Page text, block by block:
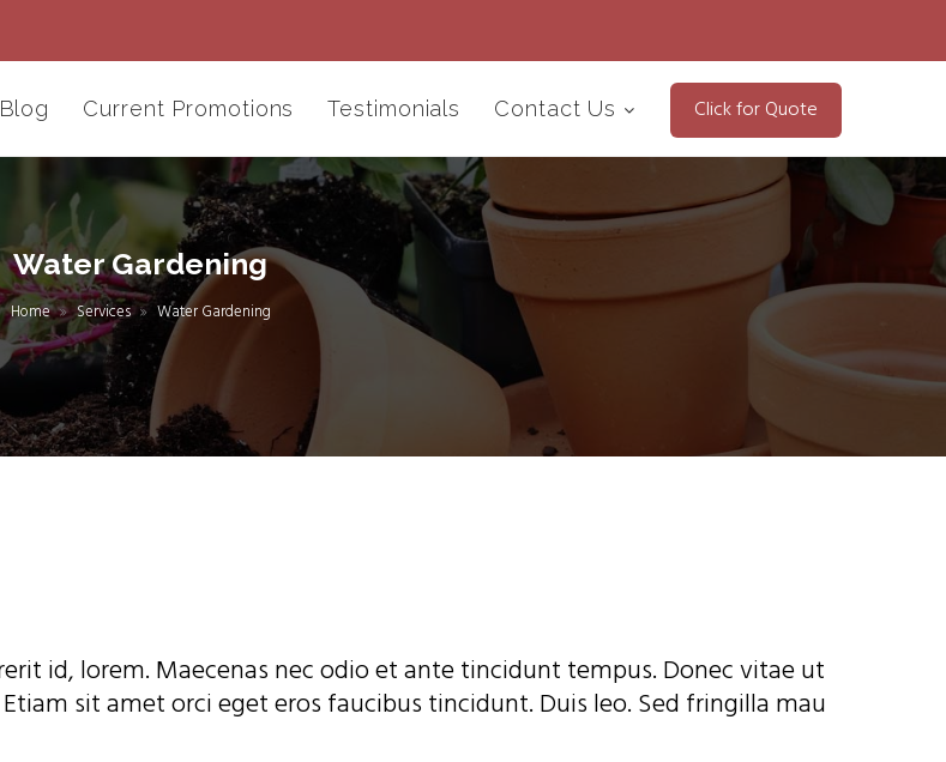
Blog Current Promotions Testimonials Contact Us Click for Quote
Water Gardening
Home Services Water Gardening
id, lorem. Maecenas nec odio et ante tincidunt tempus. Donec vitae ut
sit amet orci eget eros faucibus tincidunt. Duis leo. Sed fringilla mau